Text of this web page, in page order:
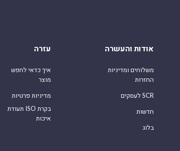
אודות והעשרה
משלוחים ומדיניות
החזרות
לעסקים SCR
חדשות
בלוג
עזרה
איך כדאי לחפש
מוצר
מדיניות פרטיות
תעודת ISO בקרת
איכות